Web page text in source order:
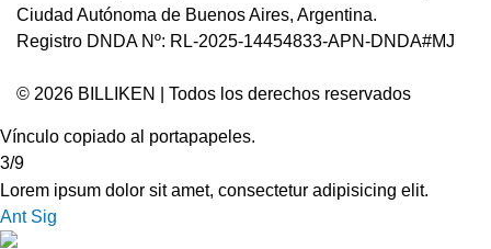
Ciudad Autónoma de Buenos Aires, Argentina.
Registro DNDA Nº: RL-2025-14454833-APN-DNDA#MJ
© 2026 BILLIKEN | Todos los derechos reservados
Vínculo copiado al portapapeles.
3/9
Lorem ipsum dolor sit amet, consectetur adipisicing elit.
Ant Sig